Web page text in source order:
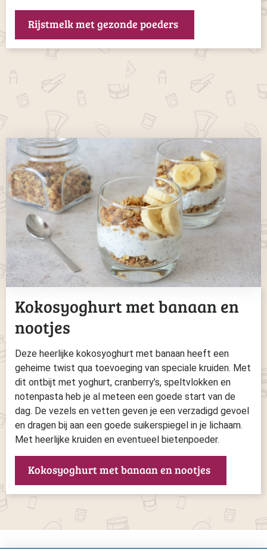
Rijstmelk met gezonde poeders
Kokosyoghurt met banaan en
nootjes
Deze heerlijke kokosyoghurt met banaan heeft een
geheime twist qua toevoeging van speciale kruiden. Met
dit ontbijt met yoghurt, cranberry’s, speltvlokken en
notenpasta heb je al meteen een goede start van de
dag. De vezels en vetten geven je een verzadigd gevoel
en dragen bij aan een goede suikerspiegel in je lichaam.
Met heerlijke kruiden en eventueel bietenpoeder.
Kokosyoghurt met banaan en nootjes